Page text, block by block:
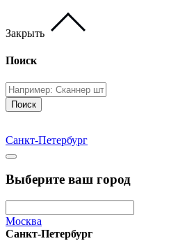
Закрыть
Поиск
Поиск
Санкт-Петербург
Выберите ваш город
Москва
Санкт-Петербург